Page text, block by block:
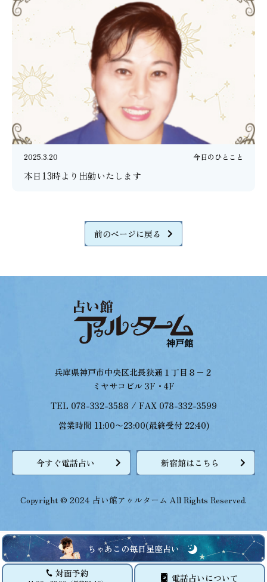
ちゃあこの毎日星座占い
対面予約 電話占いについて
2025.3.20 今日のひとこと
本日13時より出勤いたします
前のページに戻る
兵庫県神戸市中央区北長狭通１丁目８−２
ミヤサコビル 3F・4F
TEL 078-332-3588 / FAX 078-332-3599
営業時間 11:00〜23:00(最終受付 22:40)
今すぐ電話占い 新宿館はこちら
Copyright © 2024 占い館アゥルターム All Rights Reserved.